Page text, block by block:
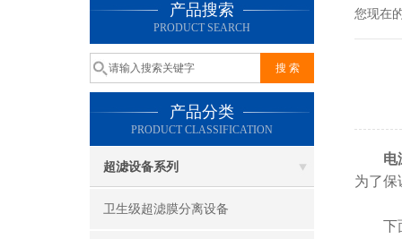
产品搜索
PRODUCT SEARCH
产品分类
PRODUCT CLASSIFICATION
超滤设备系列
卫生级超滤膜分离设备
您现在
电
为了保
下面